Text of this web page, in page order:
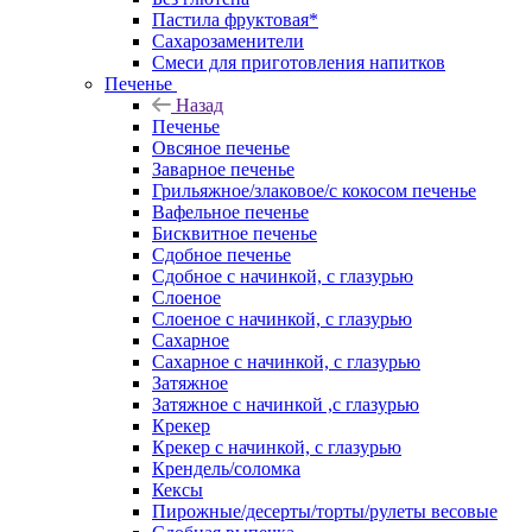
Пастила фруктовая*
Сахарозаменители
Смеси для приготовления напитков
Печенье
Назад
Печенье
Овсяное печенье
Заварное печенье
Грильяжное/злаковое/с кокосом печенье
Вафельное печенье
Бисквитное печенье
Сдобное печенье
Сдобное с начинкой, с глазурью
Слоеное
Слоеное с начинкой, с глазурью
Сахарное
Сахарное с начинкой, с глазурью
Затяжное
Затяжное с начинкой ,с глазурью
Крекер
Крекер с начинкой, с глазурью
Крендель/соломка
Кексы
Пирожные/десерты/торты/рулеты весовые